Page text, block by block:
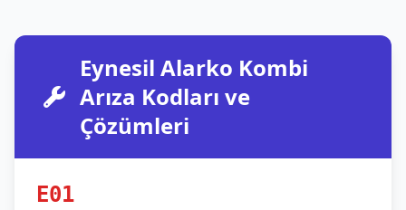
Eynesil Alarko Kombi
Arıza Kodları ve
Çözümleri
E01